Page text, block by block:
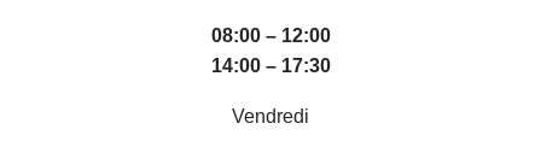
08:00 – 12:00
14:00 – 17:30
Vendredi